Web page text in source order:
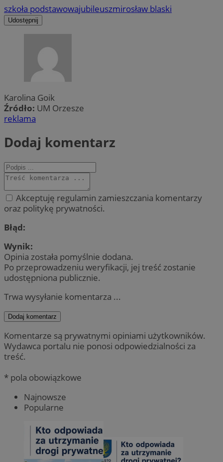
szkoła podstawowajubileuszmirosław blaski
Udostępnij
Karolina Goik
Źródło: UM Orzesze
reklama
Dodaj komentarz
Akceptuję regulamin zamieszczania komentarzy
oraz politykę prywatności.
Błąd:
Wynik:
Opinia została pomyślnie dodana.
Po przeprowadzeniu weryfikacji, jej treść zostanie
udostępniona publicznie.
Trwa wysyłanie komentarza ...
Dodaj komentarz
Komentarze są prywatnymi opiniami użytkowników.
Wydawca portalu nie ponosi odpowiedzialności za
treść.
* pola obowiązkowe
Najnowsze
Popularne